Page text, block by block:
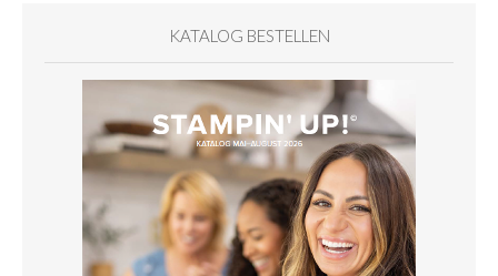
KATALOG BESTELLEN